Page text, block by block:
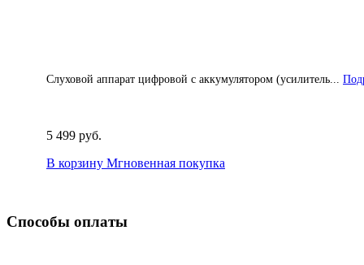
Слуховой аппарат цифровой с аккумулятором (усилитель...
5 499 руб.
В корзину Мгновенная покупка
Способы оплаты